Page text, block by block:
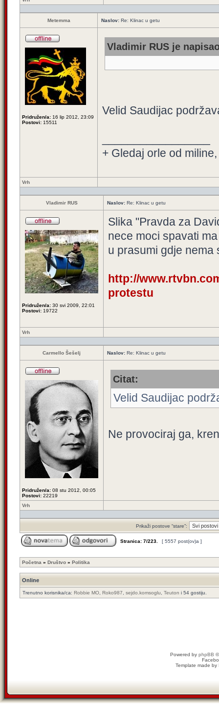
Metemma Naslov: Re: Klinac u getu
Pridružen/a: 16 lip 2012, 23:09
Postovi: 15511
Vladimir RUS je
Velid Saudijac
+ Gledaj orle od
Vrh
Vladimir RUS Naslov: Re: Klinac u getu
Pridružen/a: 30 svi 2009, 22:01
Postovi: 19722
Slika "Pravda za
nece moci spavati
u prasumi gdje nema
http://
protestu
Vrh
Carmello Šešelj Naslov: Re: Klinac u getu
Pridružen/a: 08 stu 2012, 00:05
Postovi: 22219
Citat:
Velid Saudijac
Ne provociraj ga,
Vrh
Prikaži postove “stare”:
Stranica: 7/223 [ 5557 post(ov)a ]
Početna » Društvo » Politika
Online
Trenutno korisnika/ca: Robbie MO Roko987 sejdo.komsoglu Teuton i 54 gostiju.
Powered by phpBB
Template made by